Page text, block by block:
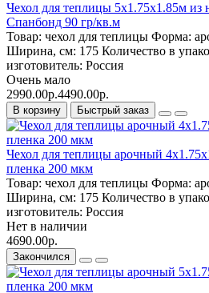
Чехол для теплицы 5х1.75х1.85м из
Спанбонд 90 гр/кв.м
Товар: чехол для теплицы Форма:
Ширина, см: 175 Количество в
изготовитель: Россия
Очень мало
2990.00р.4490.00р.
В корзину Быстрый заказ
Чехол для теплицы арочный
пленка 200 мкм
Товар: чехол для теплицы Форма:
Ширина, см: 175 Количество в
изготовитель: Россия
Нет в наличии
4690.00р.
Закончился